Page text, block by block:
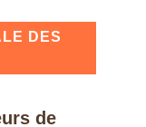
DES
de